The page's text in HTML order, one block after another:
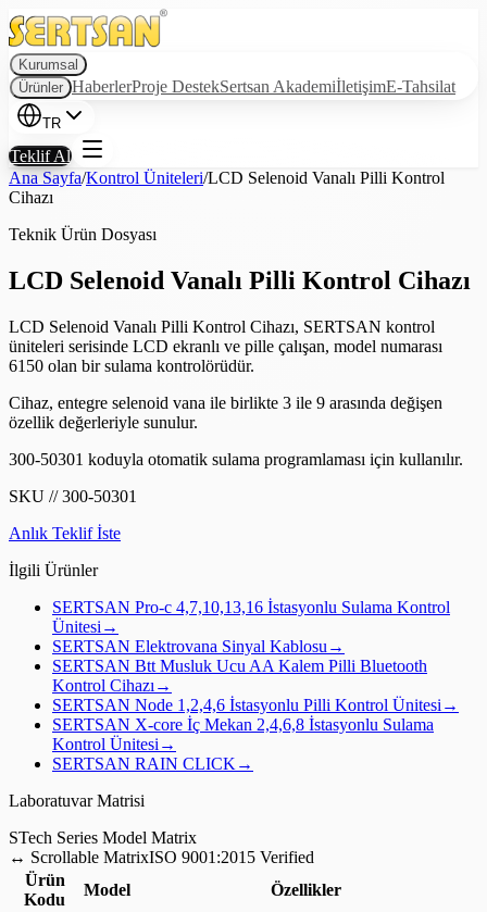
Kurumsal
Ürünler HaberlerProje DestekSertsan AkademiİletişimE-Tahsilat
TR
Teklif Al
Ana Sayfa/Kontrol Üniteleri/LCD Selenoid Vanalı Pilli Kontrol
Cihazı
Teknik Ürün Dosyası
LCD Selenoid Vanalı Pilli Kontrol Cihazı
LCD Selenoid Vanalı Pilli Kontrol Cihazı, SERTSAN kontrol
üniteleri serisinde LCD ekranlı ve pille çalışan, model numarası
6150 olan bir sulama kontrolörüdür.
Cihaz, entegre selenoid vana ile birlikte 3 ile 9 arasında değişen
özellik değerleriyle sunulur.
300-50301 koduyla otomatik sulama programlaması için kullanılır.
SKU // 300-50301
Anlık Teklif İste
İlgili Ürünler
SERTSAN Pro-c 4,7,10,13,16 İstasyonlu Sulama Kontrol
Ünitesi →
SERTSAN Elektrovana Sinyal Kablosu →
SERTSAN Btt Musluk Ucu AA Kalem Pilli Bluetooth
Kontrol Cihazı →
SERTSAN Node 1,2,4,6 İstasyonlu Pilli Kontrol Ünitesi →
SERTSAN X-core İç Mekan 2,4,6,8 İstasyonlu Sulama
Kontrol Ünitesi →
SERTSAN RAIN CLICK →
Laboratuvar Matrisi
STech Series Model Matrix
↔ Scrollable MatrixISO 9001:2015 Verified
Ürün
Kodu
Model
Özellikler